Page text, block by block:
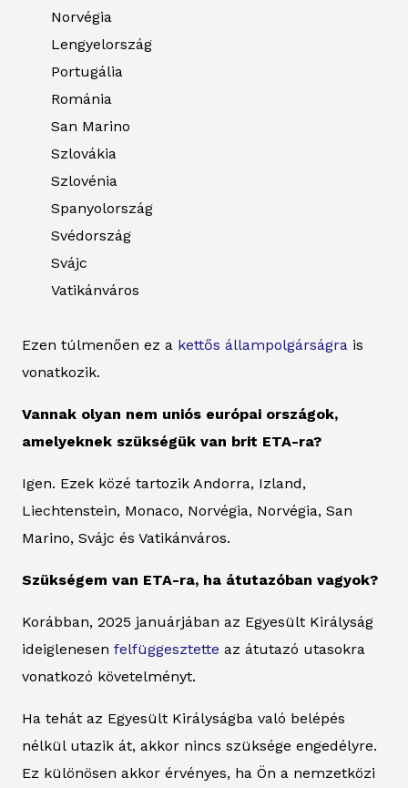
Norvégia
Lengyelország
Portugália
Románia
San Marino
Szlovákia
Szlovénia
Spanyolország
Svédország
Svájc
Vatikánváros
Ezen túlmenően ez a kettős állampolgárságra is
vonatkozik.
Vannak olyan nem uniós európai országok,
amelyeknek szükségük van brit ETA-ra?
Igen. Ezek közé tartozik Andorra, Izland,
Liechtenstein, Monaco, Norvégia, Norvégia, San
Marino, Svájc és Vatikánváros.
Szükségem van ETA-ra, ha átutazóban vagyok?
Korábban, 2025 januárjában az Egyesült Királyság
ideiglenesen felfüggesztette az átutazó utasokra
vonatkozó követelményt.
Ha tehát az Egyesült Királyságba való belépés
nélkül utazik át, akkor nincs szüksége engedélyre.
Ez különösen akkor érvényes, ha Ön a nemzetközi